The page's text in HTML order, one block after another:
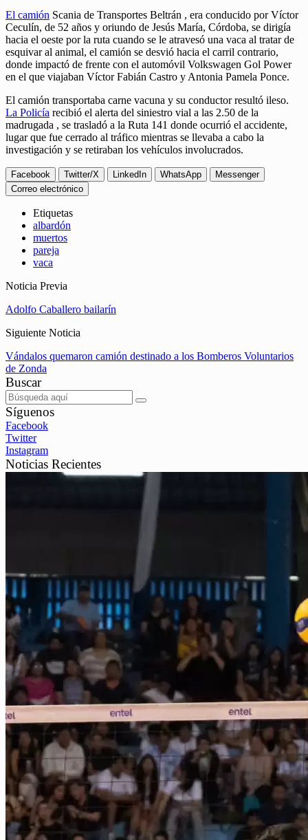
El camión Scania de Transportes Beltrán , era conducido por Víctor
Ceculín, de 52 años y oriundo de Jesús María, Córdoba, se dirigía
hacia el oeste por la ruta cuando se le atravesó una vaca al tratar de
esquivar al animal, el camión se desvió hacia el carril contrario,
donde impactó de frente con el automóvil Volkswagen Gol Power
en el que viajaban Víctor Fabián Castro y Antonia Pamela Ponce.
El camión transportaba carne vacuna y su conductor resultó ileso.
La Policía recibió el alerta del siniestro vial a las 2.50 de la
madrugada , se trasladó a la Ruta 141 donde ocurrió el accidente,
lugar que fue cerrado al tráfico mientras se llevaba a cabo la
investigación y se retiraban los vehículos involucrados.
Facebook Twitter/X LinkedIn WhatsApp
Messenger
Correo electrónico
Etiquetas
albardón
muertos
pareja
vaca
Noticia Previa
Adolfo Caballero bailarín
Siguiente Noticia
Vándalos quemaron camión destinado a los Bomberos Voluntarios
de Zonda
Buscar
Síguenos
Facebook
Twitter
Instagram
Noticias Recientes